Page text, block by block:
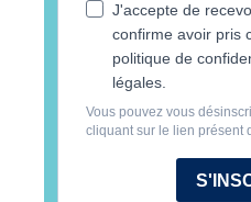
J'accepte de
confirme avoir pris
politique de
légales.
Vous pouvez vous
cliquant sur le lien présent